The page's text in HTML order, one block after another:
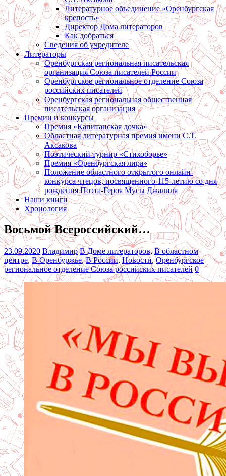
Литературное объединение «Оренбургская
крепость»
Директор Дома литераторов
Как добраться
Сведения об учредителе
Литераторы
Оренбургская региональная писательская
организация Союза писателей России
Оренбургское региональное отделение Союза
российских писателей
Оренбургская региональная общественная
писательская организация
Премии и конкурсы
Премия «Капитанская дочка»
Областная литературная премия имени С.Т.
Аксакова
Поэтический турнир «Стихоборье»
Премия «Оренбургская лира»
Положение областного открытого онлайн-
конкурса чтецов, посвященного 115-летию со дня
рождения Поэта-Героя Мусы Джалиля
Наши книги
Хронология
Восьмой Всероссийский…
23.09.2020 Владимир В Доме литераторов,В областном
центре, В Оренбуржье,В России, Новости,Оренбургское
региональное отделение Союза российских писателей 0